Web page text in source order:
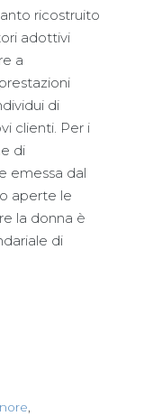
ricostruito
adottivi
a
di
clienti. Per i
di
emessa dal
aperte le
la donna è
di
,